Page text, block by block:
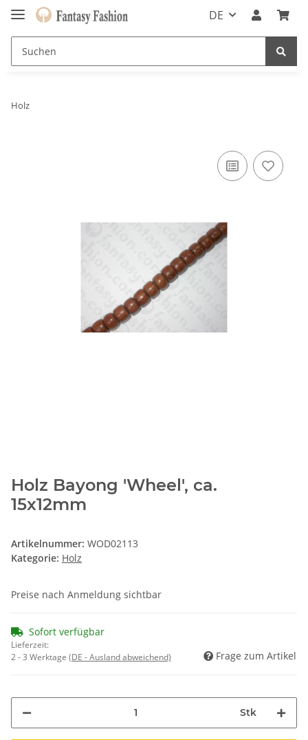
DE
Holz
Holz Bayong 'Wheel', ca.
15x12mm
Artikelnummer: WOD02113
Kategorie: Holz
Preise nach Anmeldung sichtbar
Sofort verfügbar
Lieferzeit:
2 - 3 Werktage (DE - Ausland abweichend) Frage zum Artikel
Stk